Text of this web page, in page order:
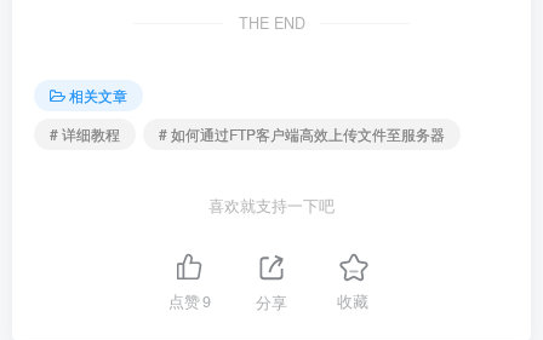
THE END
相关文章
# 详细教程
# 如何通过FTP客户端高效上传文件至服务器
喜欢就支持一下吧
点赞9 分享 收藏